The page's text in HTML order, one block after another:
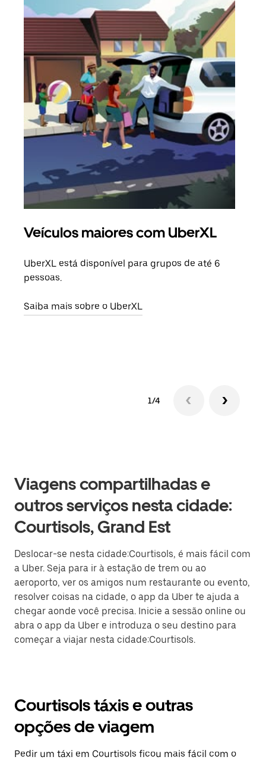
Veículos maiores com UberXL
UberXL está disponível para grupos de até 6
pessoas.
Saiba mais sobre o UberXL
1/4
Viagens compartilhadas e
outros serviços nesta cidade:
Courtisols, Grand Est
Deslocar-se nesta cidade:Courtisols, é mais fácil com
a Uber. Seja para ir à estação de trem ou ao
aeroporto, ver os amigos num restaurante ou evento,
resolver coisas na cidade, o app da Uber te ajuda a
chegar aonde você precisa. Inicie a sessão online ou
abra o app da Uber e introduza o seu destino para
começar a viajar nesta cidade:Courtisols.
Courtisols táxis e outras
opções de viagem
Pedir um táxi em Courtisols ficou mais fácil com o